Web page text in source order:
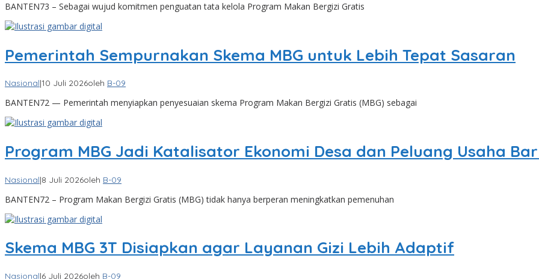
BANTEN73 – Sebagai wujud komitmen penguatan tata kelola Program Makan Bergizi Gratis
Pemerintah Sempurnakan Skema MBG untuk Lebih Tepat Sasaran
Nasional|10 Juli 2026oleh B-09
BANTEN72 — Pemerintah menyiapkan penyesuaian skema Program Makan Bergizi Gratis (MBG) sebagai
Program MBG Jadi Katalisator Ekonomi Desa dan Peluang Usaha
Nasional|8 Juli 2026oleh B-09
BANTEN72 – Program Makan Bergizi Gratis (MBG) tidak hanya berperan meningkatkan pemenuhan
Skema MBG 3T Disiapkan agar Layanan Gizi Lebih Adaptif
Nasional|6 Juli 2026oleh B-09